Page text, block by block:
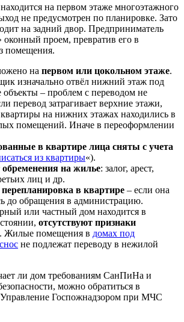
на первом этаже многоэтажного
не предусмотрен по планировке. Зато
на задний двор. Предприниматель
проем, превратив его в
помещения.
на первом или цокольном этаже.
изначально отвёл нижний этаж под
объекты – проблем с переводом не
перевод затрагивает верхние этажи,
на нижних этажах находились в
помещений. Иначе в переоформлении
в квартире лица сняты с учета
из квартиры«).
на жилье: залог, арест,
лиц и др.
в квартире – если она
до обращения в администрацию.
или частный дом находится в
отсутствуют признаки
. Жилые помещения в домах под
не подлежат переводу в нежилой
ли дом требованиям СанПиНа и
можно обратиться в
Управление Госпожнадзором при МЧС